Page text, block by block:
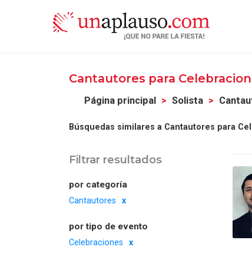
Cantautores para
Página principal Solista
Búsquedas similares a Cantautores para
Filtrar resultados
por categoría
Cantautores
por tipo de evento
Celebraciones